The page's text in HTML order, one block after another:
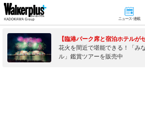
ニュース･連載
【臨港パーク席と宿泊ホテルが
花火を間近で堪能できる！「み
ル」鑑賞ツアーを販売中